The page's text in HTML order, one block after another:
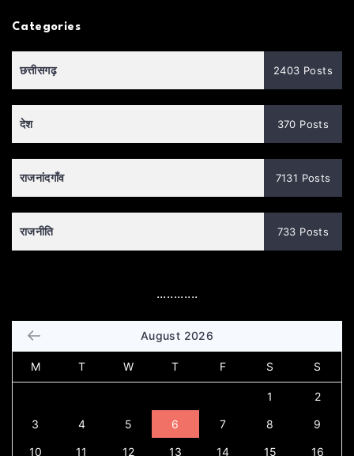
Categories
छत्तीसगढ़ 2403 Posts
देश 370 Posts
राजनांदगाँव 7131 Posts
राजनीति 733 Posts
............
August 2026
M T W T F S S
1 2
3 4 5 6 7 8 9
10 11 12 13 14 15 16